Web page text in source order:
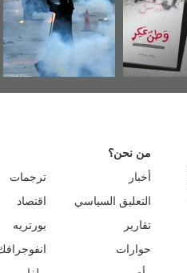
من نحن؟
أخبار
التعليق السياسي
تقارير
حوارات
ترجمات
اقتصاد
بورتريه